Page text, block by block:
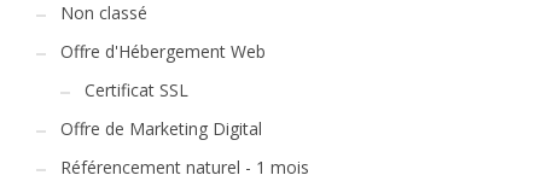
Non classé
Offre d'Hébergement Web
Certificat SSL
Offre de Marketing Digital
Référencement naturel - 1 mois